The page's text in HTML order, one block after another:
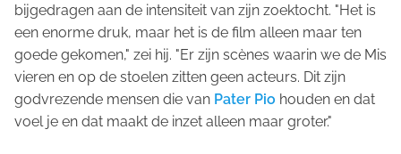
bijgedragen aan de intensiteit van zijn zoektocht. "Het is
een enorme druk, maar het is de film alleen maar ten
goede gekomen," zei hij. "Er zijn scènes waarin we de Mis
vieren en op de stoelen zitten geen acteurs. Dit zijn
godvrezende mensen die van Pater Pio houden en dat
voel je en dat maakt de inzet alleen maar groter."